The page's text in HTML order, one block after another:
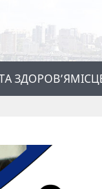
ЗДОРОВ’Я